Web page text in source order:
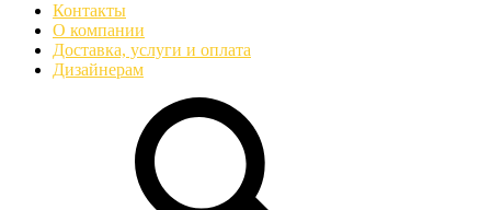
Контакты
О компании
Доставка, услуги и оплата
Дизайнерам